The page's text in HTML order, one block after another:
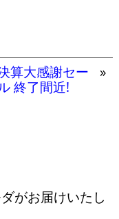
算大感謝セー
終了間近!
»
がお届けいたし